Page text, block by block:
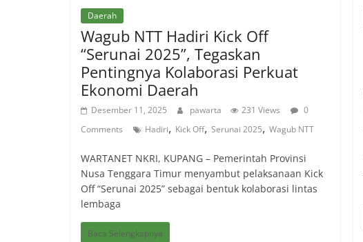
Daerah
Wagub NTT Hadiri Kick Off
“Serunai 2025”, Tegaskan
Pentingnya Kolaborasi Perkuat
Ekonomi Daerah
Desember 11, 2025 pawarta 231 Views
0
Comments
Hadiri, Kick Off, Serunai 2025, Wagub NTT
WARTANET NKRI, KUPANG – Pemerintah Provinsi
Nusa Tenggara Timur menyambut pelaksanaan Kick
Off “Serunai 2025” sebagai bentuk kolaborasi lintas
lembaga
Baca Selengkapnya